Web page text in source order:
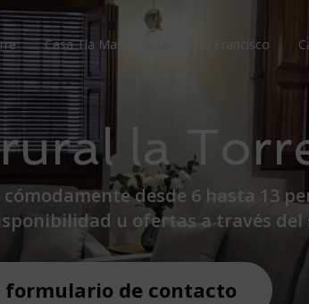
Casa Tía María Casa Tío Francisco
la
desde 6 hasta 13
u ofertas a través del
de contacto